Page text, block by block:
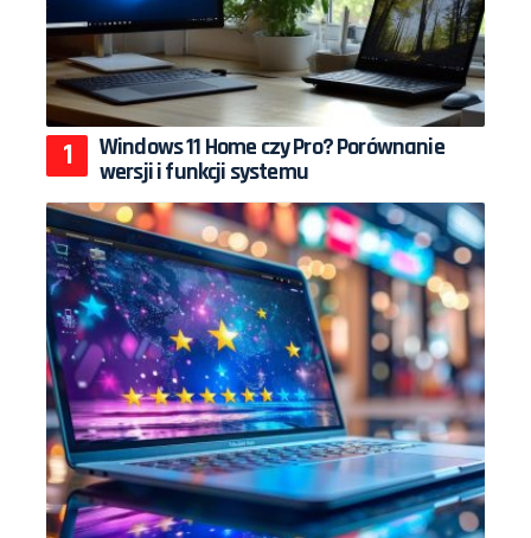
Windows 11 Home czy Pro? Porównanie
wersji i funkcji systemu